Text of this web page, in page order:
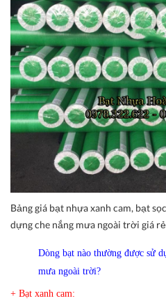
Bảng giá bạt nhựa xanh cam, bạt
dựng che nắng mưa ngoài trời giá
Dòng bạt nào thường được sử
mưa ngoài trời?
+ Bạt xanh cam: